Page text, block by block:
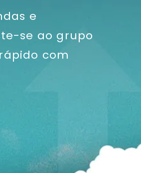
e
se ao grupo
com